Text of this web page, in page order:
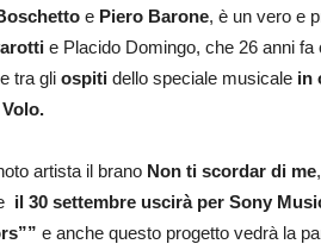
e Piero Barone, è un vero e
e Placido Domingo, che 26 anni fa
tra gli ospiti dello speciale musicale in
Volo.
artista il brano Non ti scordar di me
il 30 settembre uscirà per Sony
e anche questo progetto vedrà la